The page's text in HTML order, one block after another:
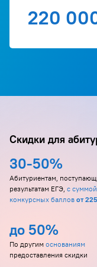
220
Скидки для
30-50%
Абитуриентам,
результатам ЕГЭ, с суммой
конкурсных баллов от 225
до 50%
По другим основаниям
предоставления скидки